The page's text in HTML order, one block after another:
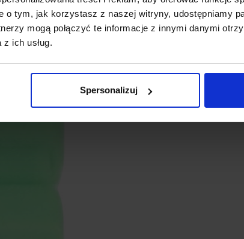
o tym, jak korzystasz z naszej witryny, udostępniamy
mogą połączyć te informacje z innymi danymi
ich usług.
Spersonalizuj
Materiał: Plastik +
Waga zestawu:0,7 g